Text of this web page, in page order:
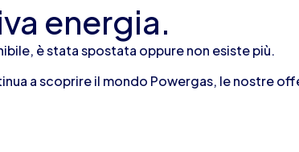
energia.
è stata spostata oppure non esiste più.
a scoprire il mondo Powergas, le nostre